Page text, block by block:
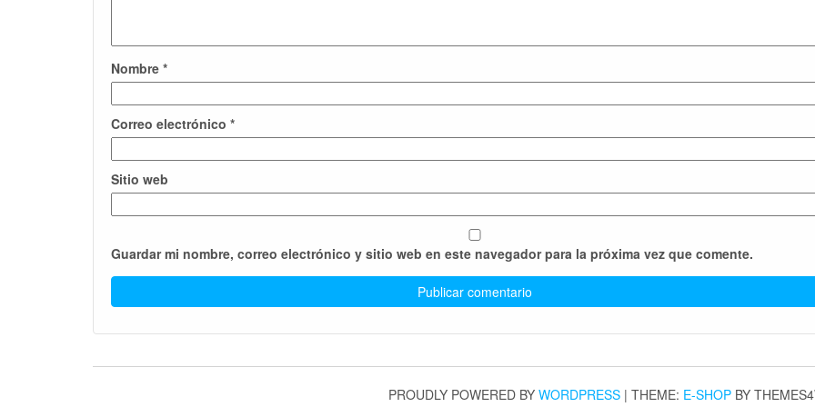
Nombre *
Correo electrónico *
Sitio web
Guardar mi nombre, correo electrónico y sitio web en este navegador para la próxima vez que comente.
PROUDLY POWERED BY WORDPRESS | THEME: E-SHOP BY